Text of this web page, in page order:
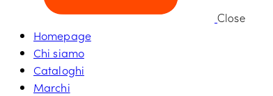
Close
Homepage
Chi siamo
Cataloghi
Marchi